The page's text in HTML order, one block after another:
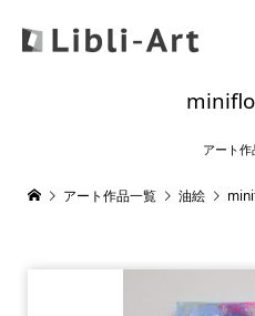
アート作
アート作品一覧 油絵